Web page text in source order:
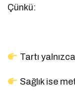
Çünkü:
Tartı
Sağlık ise